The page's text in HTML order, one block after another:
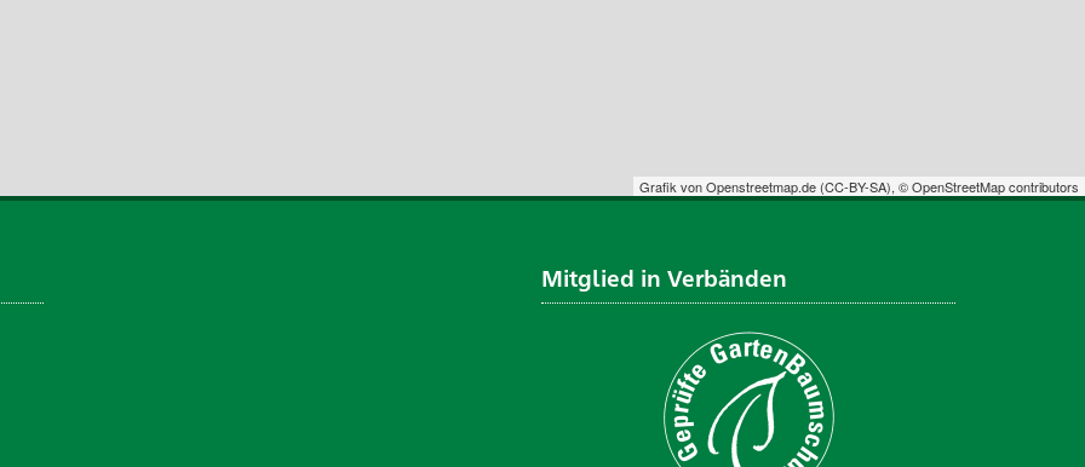
Grafik vonOpenstreetmap.de (CC-BY-SA), © OpenStreetMap contributors
Mitglied in Verbänden